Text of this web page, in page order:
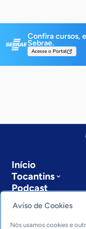
Confira cursos,
Sebrae.
Acesse o Portal
Início
Tocantins
Podcast
Sobre a ASN
Últimas notícias
Entre em
Aviso de Cookies
Nós usamos cookies e